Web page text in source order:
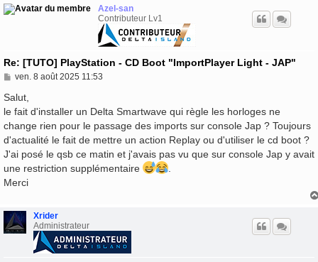
Azel-san
Contributeur Lv1
Re: [TUTO] PlayStation - CD Boot "ImportPlayer Light - JAP"
M
s
s
a
g
ven. 8 août 2025 11:53
Salut,
le fait d'installer un Delta Smartwave qui règle les horloges ne
change rien pour le passage des imports sur console Jap ? Toujours
d'actualité le fait de mettre un action Replay ou d'utiliser le cd boot ?
J'ai posé le qsb ce matin et j'avais pas vu que sur console Jap y avait
une restriction supplémentaire
Merci
Xrider
Administrateur